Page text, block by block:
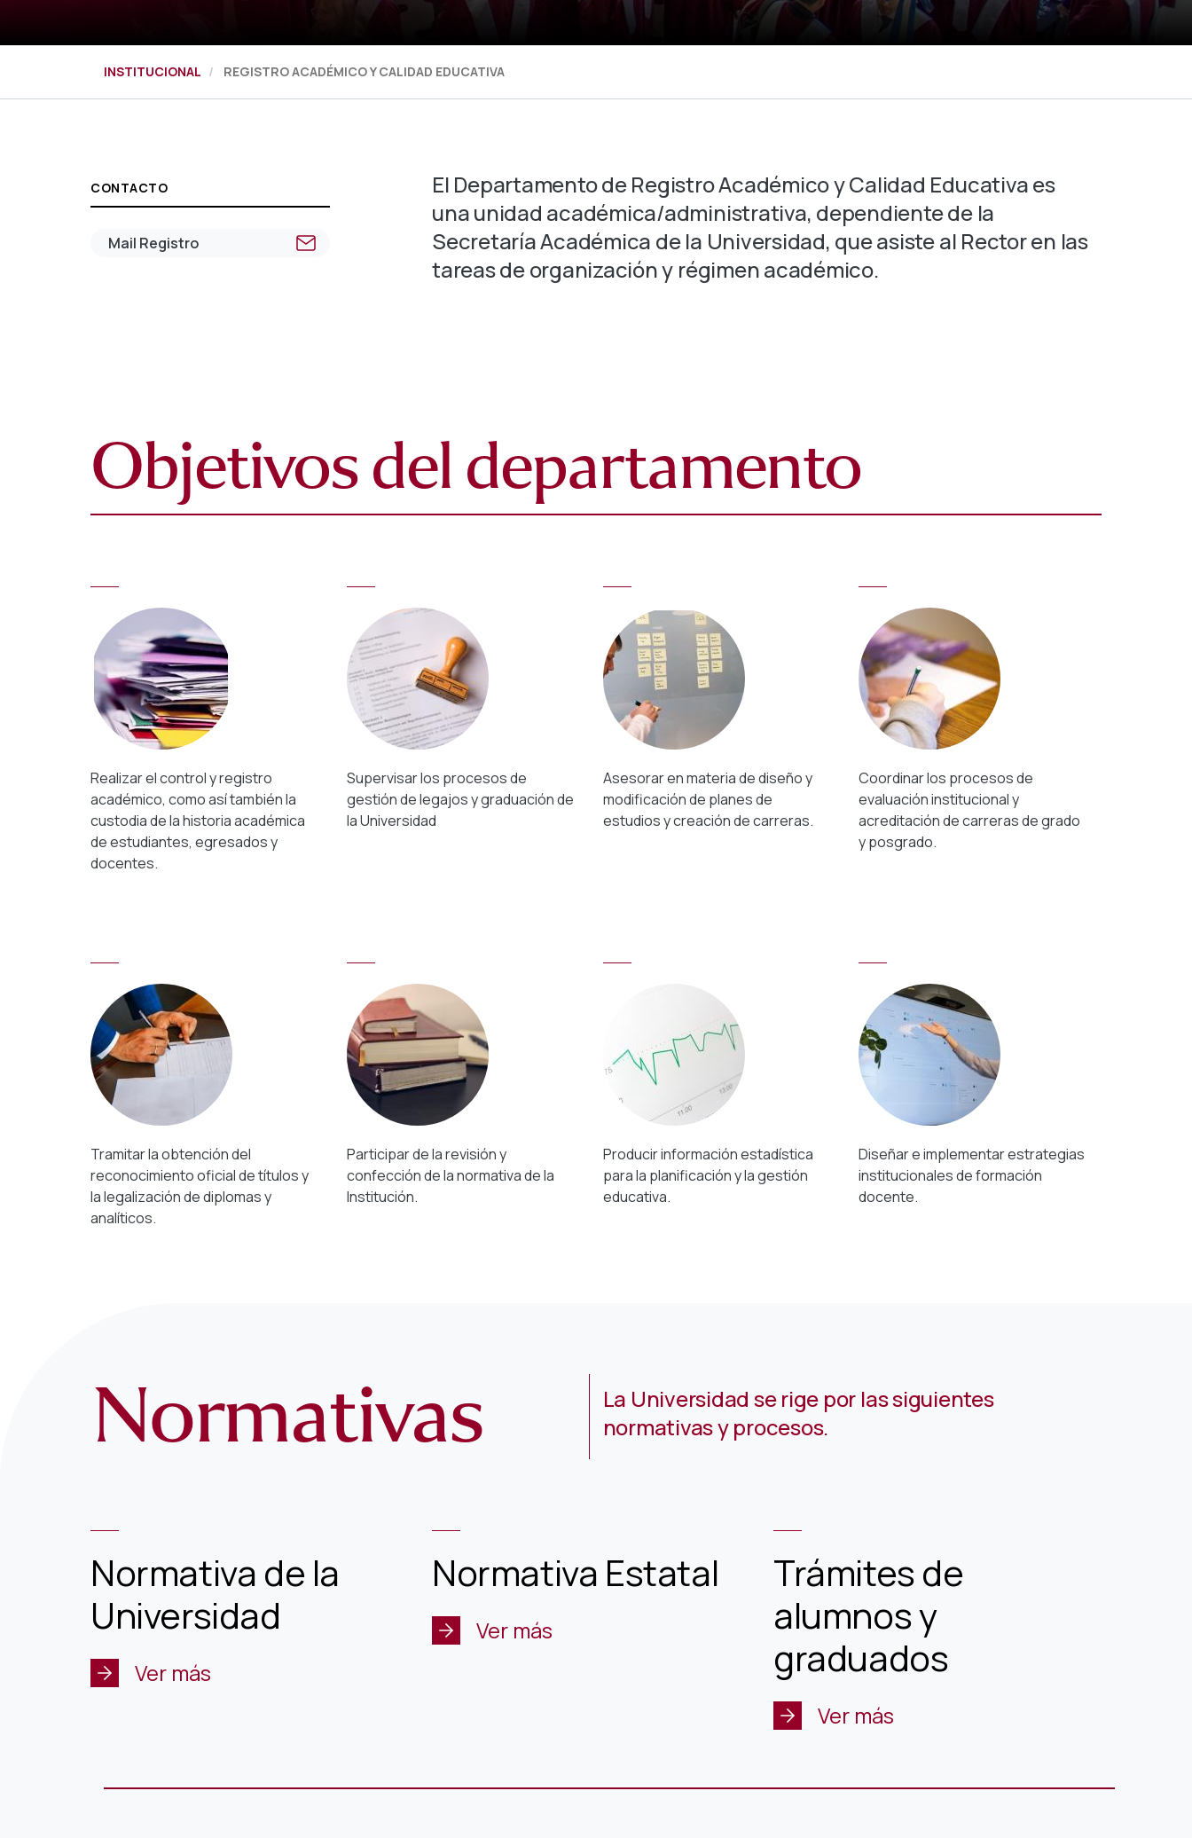
INSTITUCIONAL REGISTRO ACADÉMICO Y CALIDAD EDUCATIVA
CONTACTO
Mail Registro
El Departamento de Registro Académico y Calidad Educativa es
una unidad académica/administrativa, dependiente de la
Secretaría Académica de la Universidad, que asiste al Rector en las
tareas de organización y régimen académico.
Objetivos del departamento
Realizar el control y registro
académico, como así también la
custodia de la historia académica
de estudiantes, egresados y
docentes.
Supervisar los procesos de
gestión de legajos y graduación de
la Universidad
Asesorar en materia de diseño y
modificación de planes de
estudios y creación de carreras.
Coordinar los procesos de
evaluación institucional y
acreditación de carreras de grado
y posgrado.
Tramitar la obtención del
reconocimiento oficial de títulos y
la legalización de diplomas y
analíticos.
Participar de la revisión y
confección de la normativa de la
Institución.
Producir información estadística
para la planificación y la gestión
educativa.
Diseñar e implementar estrategias
institucionales de formación
docente.
Normativas
La Universidad se rige por las siguientes
normativas y procesos.
Normativa de la
Universidad
Ver más
Normativa Estatal
Ver más
Trámites de
alumnos y
graduados
Ver más